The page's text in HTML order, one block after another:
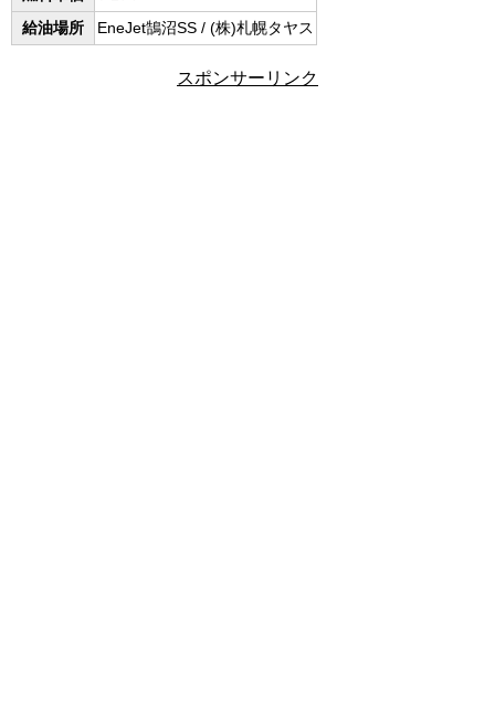
給油場所
EneJet鵠沼SS / (株)札幌タヤス
スポンサーリンク